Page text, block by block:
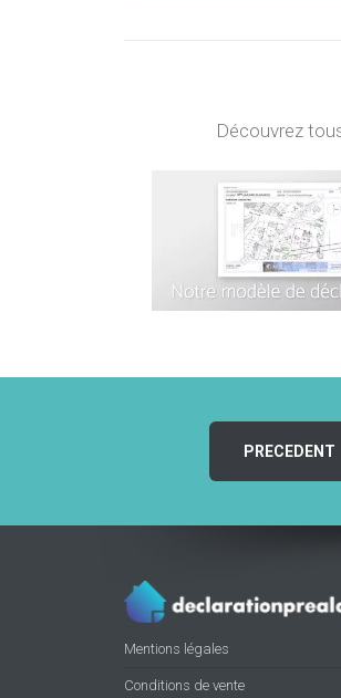
Découvrez
PRECEDENT
Mentions légales
Conditions de vente